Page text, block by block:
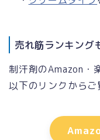
売れ筋ランキング
制汗剤のAmazon・
以下のリンクからご